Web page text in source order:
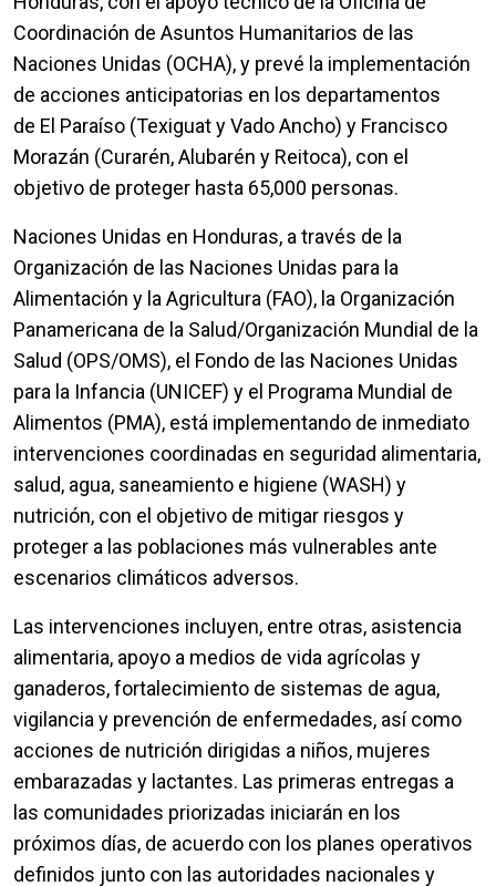
Coordinación de Asuntos Humanitarios de las
Naciones Unidas (OCHA), y prevé la implementación
de acciones anticipatorias en los departamentos
de El Paraíso (Texiguat y Vado Ancho) y Francisco
Morazán (Curarén, Alubarén y Reitoca), con el
objetivo de proteger hasta 65,000 personas.
Naciones Unidas en Honduras, a través de la
Organización de las Naciones Unidas para la
Alimentación y la Agricultura (FAO), la Organización
Panamericana de la Salud/Organización Mundial de la
Salud (OPS/OMS), el Fondo de las Naciones Unidas
para la Infancia (UNICEF) y el Programa Mundial de
Alimentos (PMA), está implementando de inmediato
intervenciones coordinadas en seguridad alimentaria,
salud, agua, saneamiento e higiene (WASH) y
nutrición, con el objetivo de mitigar riesgos y
proteger a las poblaciones más vulnerables ante
escenarios climáticos adversos.
Las intervenciones incluyen, entre otras, asistencia
alimentaria, apoyo a medios de vida agrícolas y
ganaderos, fortalecimiento de sistemas de agua,
vigilancia y prevención de enfermedades, así como
acciones de nutrición dirigidas a niños, mujeres
embarazadas y lactantes. Las primeras entregas a
las comunidades priorizadas iniciarán en los
próximos días, de acuerdo con los planes operativos
definidos junto con las autoridades nacionales y